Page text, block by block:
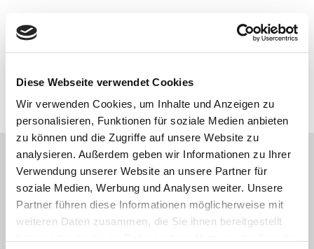
Diese Webseite verwendet Cookies
Wir verwenden Cookies, um Inhalte und Anzeigen zu
personalisieren, Funktionen für soziale Medien anbieten
zu können und die Zugriffe auf unsere Website zu
analysieren. Außerdem geben wir Informationen zu Ihrer
Verwendung unserer Website an unsere Partner für
soziale Medien, Werbung und Analysen weiter. Unsere
Partner führen diese Informationen möglicherweise mit
weiteren Daten zusammen, die Sie ihnen bereitgestellt
Impressum
Datenschutz